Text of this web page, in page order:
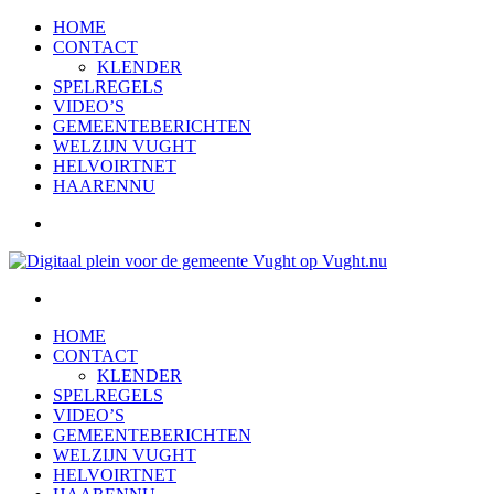
HOME
CONTACT
KLENDER
SPELREGELS
VIDEO’S
GEMEENTEBERICHTEN
WELZIJN VUGHT
HELVOIRTNET
HAARENNU
HOME
CONTACT
KLENDER
SPELREGELS
VIDEO’S
GEMEENTEBERICHTEN
WELZIJN VUGHT
HELVOIRTNET